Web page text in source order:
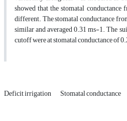
showed that the stomatal
different. The stomatal conductance
similar and averaged 0.31 ms-1. The
cutoff were at stomatal conductance of
Deficit irrigation Stomatal conductance